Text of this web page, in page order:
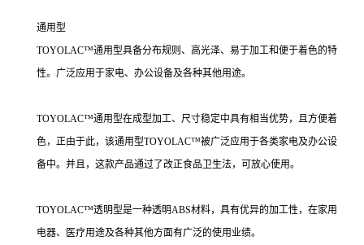
通用型
TOYOLAC™通用型具备分布规则、高光泽、易于加工和便于着色的特
性。广泛应用于家电、办公设备及各种其他用途。
TOYOLAC™通用型在成型加工、尺寸稳定中具有相当优势，且方便着
色，正由于此，该通用型TOYOLAC™被广泛应用于各类家电及办公设
备中。并且，这款产品通过了改正食品卫生法，可放心使用。
TOYOLAC™透明型是一种透明ABS材料，具有优异的加工性，在家用
电器、医疗用途及各种其他方面有广泛的使用业绩。